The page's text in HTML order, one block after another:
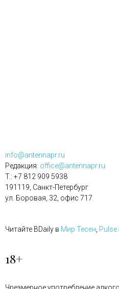
info@antennapr.ru
Редакция: office@antennapr.ru
T.: +7 812 909 5938
191119, Санкт-Петербург
ул. Боровая, 32, офис 717
Читайте BDaily в Мир Тесен
18+